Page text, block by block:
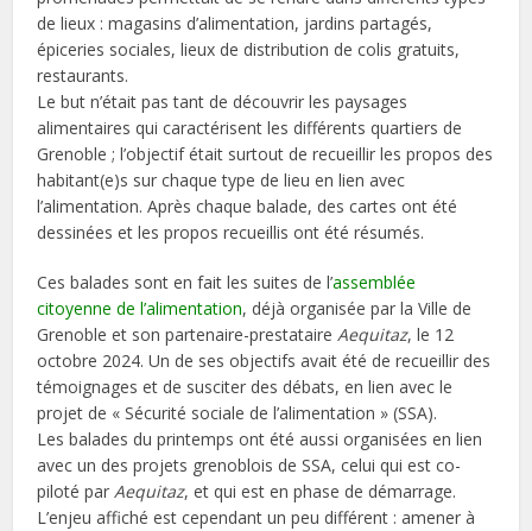
de lieux : magasins d’alimentation, jardins partagés,
épiceries sociales, lieux de distribution de colis gratuits,
restaurants.
Le but n’était pas tant de découvrir les paysages
alimentaires qui caractérisent les différents quartiers de
Grenoble ; l’objectif était surtout de recueillir les propos des
habitant(e)s sur chaque type de lieu en lien avec
l’alimentation. Après chaque balade, des cartes ont été
dessinées et les propos recueillis ont été résumés.
Ces balades sont en fait les suites de l’assemblée
citoyenne de l’alimentation, déjà organisée par la Ville de
Grenoble et son partenaire-prestataireAequitaz, le 12
octobre 2024. Un de ses objectifs avait été de recueillir des
témoignages et de susciter des débats, en lien avec le
projet de « Sécurité sociale de l’alimentation » (SSA).
Les balades du printemps ont été aussi organisées en lien
avec un des projets grenoblois de SSA, celui qui est co-
piloté parAequitaz, et qui est en phase de démarrage.
L’enjeu affiché est cependant un peu différent : amener à